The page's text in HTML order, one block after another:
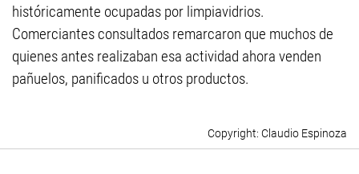
históricamente ocupadas por limpiavidrios.
Comerciantes consultados remarcaron que muchos de
quienes antes realizaban esa actividad ahora venden
pañuelos, panificados u otros productos.
Claudio Espinoza